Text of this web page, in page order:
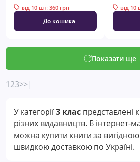
від 10 шт: 360 грн
До кошика
від 10
Показати ще
123>>|
У категорії3 клас представлені
різних видавництв. В інтернет-
можна купити книги за вигідною
швидкою доставкою по Україні.